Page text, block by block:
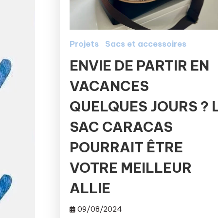
Projets Sacs et accessoires
ENVIE DE PARTIR EN
VACANCES
QUELQUES JOURS ?
SAC CARACAS
POURRAIT ÊTRE
VOTRE MEILLEUR
ALLIE
09/08/2024